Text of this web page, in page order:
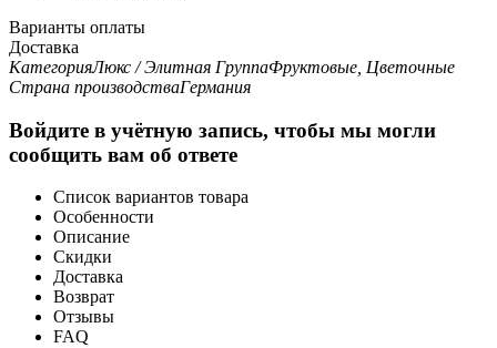
Варианты оплаты
Доставка
КатегорияЛюкс / Элитная ГруппаФруктовые, Цветочные
Страна производстваГермания
Войдите в учётную запись, чтобы мы могли
сообщить вам об ответе
Список вариантов товара
Особенности
Описание
Скидки
Доставка
Возврат
Отзывы
FAQ